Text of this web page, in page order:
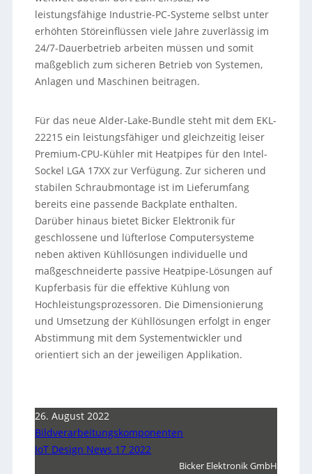
leistungsfähige Industrie-PC-Systeme selbst unter
erhöhten Störeinflüssen viele Jahre zuverlässig im
24/7-Dauerbetrieb arbeiten müssen und somit
maßgeblich zum sicheren Betrieb von Systemen,
Anlagen und Maschinen beitragen.
Für das neue Alder-Lake-Bundle steht mit dem EKL-
22215 ein leistungsfähiger und gleichzeitig leiser
Premium-CPU-Kühler mit Heatpipes für den Intel-
Sockel LGA 17XX zur Verfügung. Zur sicheren und
stabilen Schraubmontage ist im Lieferumfang
bereits eine passende Backplate enthalten.
Darüber hinaus bietet Bicker Elektronik für
geschlossene und lüfterlose Computersysteme
neben aktiven Kühllösungen individuelle und
maßgeschneiderte passive Heatpipe-Lösungen auf
Kupferbasis für die effektive Kühlung von
Hochleistungsprozessoren. Die Dimensionierung
und Umsetzung der Kühllösungen erfolgt in enger
Abstimmung mit dem Systementwickler und
orientiert sich an der jeweiligen Applikation.
26. August 2022
Bildverarbeitungskomponenten
IoT Design News 17 2022
Bicker Elektronik GmbH